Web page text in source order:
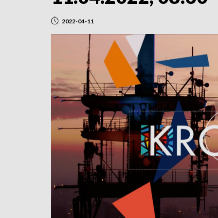
2022-04-11